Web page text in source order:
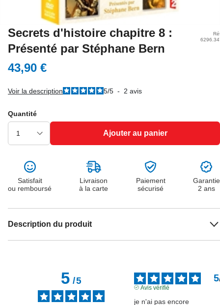
Secrets d'histoire chapitre 8 :
Présenté par Stéphane Bern
43,90 €
Voir la description 5/5 - 2 avis
Quantité
Ajouter au panier
Satisfait
ou remboursé
Livraison
à la carte
Paiement
sécurisé
Garantie
2 ans
Description du produit
5/5 5
Avis vérifié
je n'ai pas encore